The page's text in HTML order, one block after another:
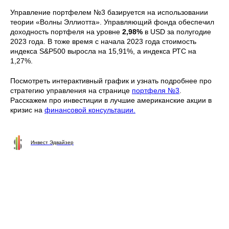
Управление портфелем №3 базируется на использовании
теории «Волны Эллиотта». Управляющий фонда обеспечил
доходность портфеля на уровне 2,98% в USD за полугодие
2023 года. В тоже время с начала 2023 года стоимость
индекса S&P500 выросла на 15,91%, а индекса РТС на
1,27%.
Посмотреть интерактивный график и узнать подробнее про
стратегию управления на странице портфеля №3
Расскажем про инвестиции в лучшие американские акции в
кризис на финансовой консультации.
Инвест Эдвайзер